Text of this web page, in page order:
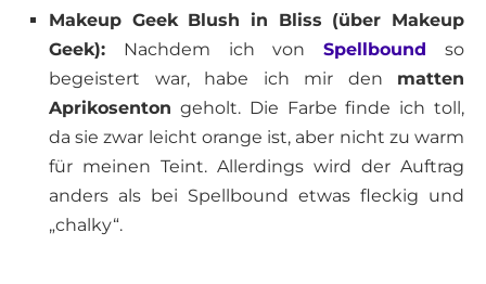
Makeup Geek Blush in Bliss (über Makeup
Geek): Nachdem ich vonSpellbound so
begeistert war, habe ich mir den matten
Aprikosenton geholt. Die Farbe finde ich toll,
da sie zwar leicht orange ist, aber nicht zu warm
für meinen Teint. Allerdings wird der Auftrag
anders als bei Spellbound etwas fleckig und
„chalky“.